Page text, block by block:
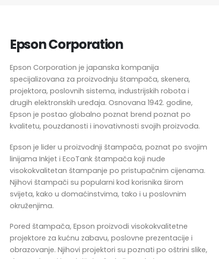
Epson Corporation
Epson Corporation je japanska kompanija
specijalizovana za proizvodnju štampača, skenera,
projektora, poslovnih sistema, industrijskih robota i
drugih elektronskih uređaja. Osnovana 1942. godine,
Epson je postao globalno poznat brend poznat po
kvalitetu, pouzdanosti i inovativnosti svojih proizvoda.
Epson je lider u proizvodnji štampača, poznat po svojim
linijama Inkjet i EcoTank štampača koji nude
visokokvalitetan štampanje po pristupačnim cijenama.
Njihovi štampači su popularni kod korisnika širom
svijeta, kako u domaćinstvima, tako i u poslovnim
okruženjima.
Pored štampača, Epson proizvodi visokokvalitetne
projektore za kućnu zabavu, poslovne prezentacije i
obrazovanje. Njihovi projektori su poznati po oštrini slike,